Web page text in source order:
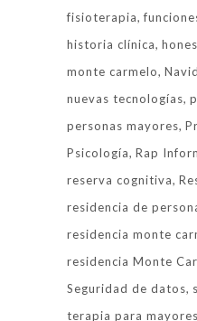
fisioterapia
historia clínica
monte carmelo
nuevas tecnologías
personas mayores
Psicología Rap
reserva cognitiva
residencia de
residencia monte
residencia Monte
Seguridad de datos
terapia para mayores